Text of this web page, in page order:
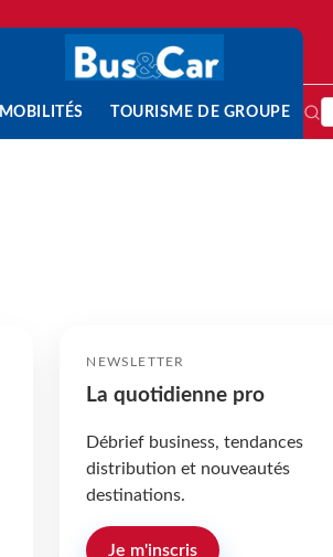
MOBILITÉS TOURISME DE GROUPE
NEWSLETTER
La quotidienne pro
Débrief business, tendances
distribution et nouveautés
destinations.
Je m'inscris